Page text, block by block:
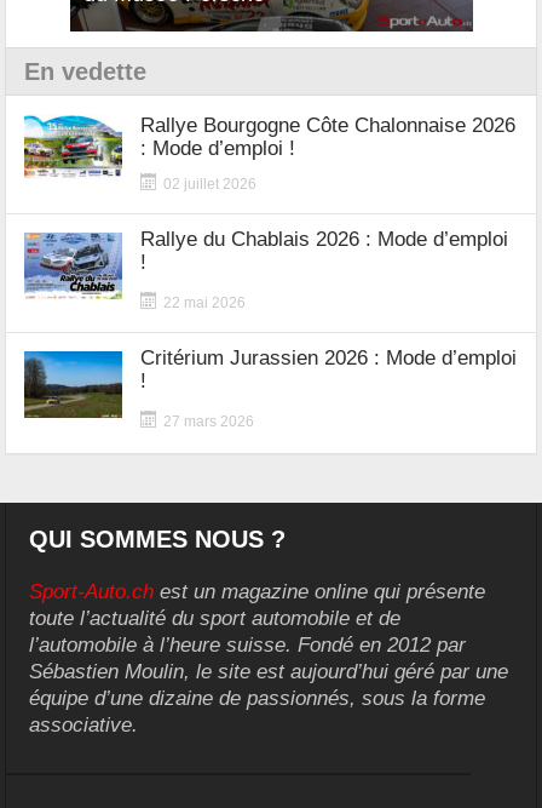
En vedette
Rallye Bourgogne Côte Chalonnaise 2026
: Mode d’emploi !
02 juillet 2026
Rallye du Chablais 2026 : Mode d’emploi
!
22 mai 2026
Critérium Jurassien 2026 : Mode d’emploi
!
27 mars 2026
QUI SOMMES NOUS ?
Sport-Auto.ch est un magazine online qui présente
toute l’actualité du sport automobile et de
l’automobile à l’heure suisse. Fondé en 2012 par
Sébastien Moulin, le site est aujourd’hui géré par une
équipe d’une dizaine de passionnés, sous la forme
associative.